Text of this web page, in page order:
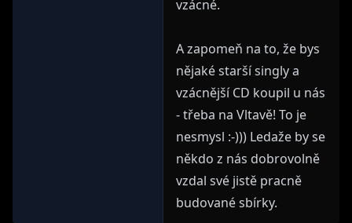
vzácné.
A zapomeň na to, že bys
nějaké starší singly a
vzácnější CD koupil u nás
- třeba na Vltavě! To je
nesmysl :-))) Ledaže by se
někdo z nás dobrovolně
vzdal své jistě pracně
budované sbírky.